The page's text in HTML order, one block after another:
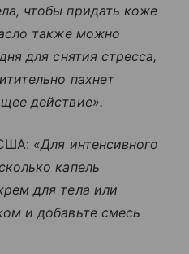
чтобы придать коже
также можно
для снятия стресса,
пахнет
действие».
«Для интенсивного
капель
для тела или
и добавьте смесь